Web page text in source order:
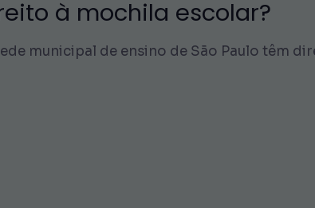
à mochila escolar?
municipal de ensino de São Paulo têm